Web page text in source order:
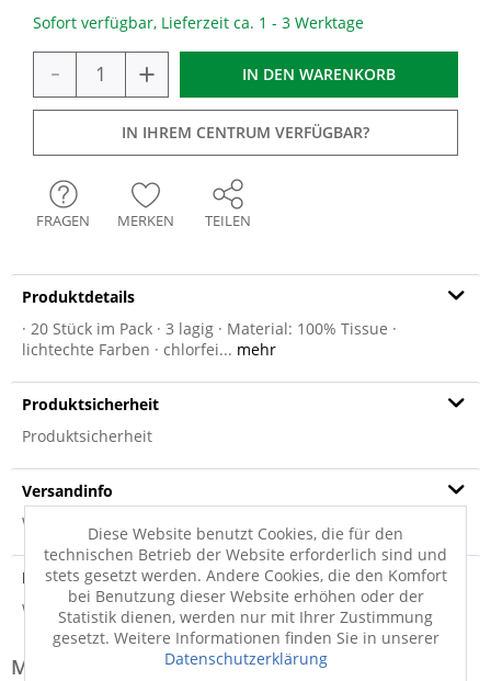
Sofort verfügbar, Lieferzeit ca. 1 - 3 Werktage
- + IN DEN WARENKORB
IN IHREM CENTRUM VERFÜGBAR?
FRAGEN MERKEN TEILEN
Produktdetails
· 20 Stück im Pack · 3 lagig · Material: 100% Tissue ·
lichtechte Farben · chlorfei... mehr
Produktsicherheit
Produktsicherheit
Versandinfo
Weitere Informationen zum Versand...
Hersteller
Weitere Informationen zum Hersteller...
Modell-Familie: HAPPY
Diese Website benutzt Cookies, die für den
technischen Betrieb der Website erforderlich sind und
stets gesetzt werden. Andere Cookies, die den Komfort
bei Benutzung dieser Website erhöhen oder der
Statistik dienen, werden nur mit Ihrer Zustimmung
gesetzt. Weitere Informationen finden Sie in unserer
Datenschutzerklärung